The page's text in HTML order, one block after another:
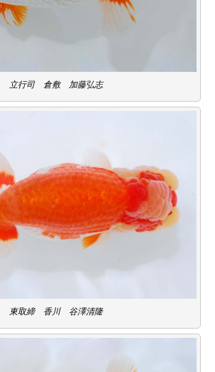
立行司 倉敷 加藤弘志
東取締 香川 谷澤清隆